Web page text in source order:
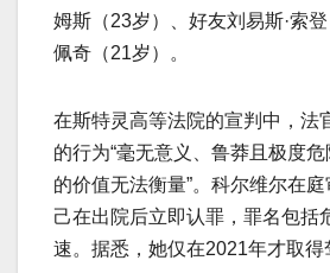
姆斯（23岁）、好友刘易斯·索
佩奇（21岁）。
在斯特灵高等法院的宣判中，法
的行为“毫无意义、鲁莽且极度危
的价值无法衡量”。科尔维尔在
己在出院后立即认罪，罪名包括
速。据悉，她仅在2021年才取得